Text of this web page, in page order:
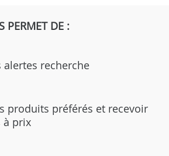
PERMET DE :
alertes recherche
produits préférés et recevoir
à prix